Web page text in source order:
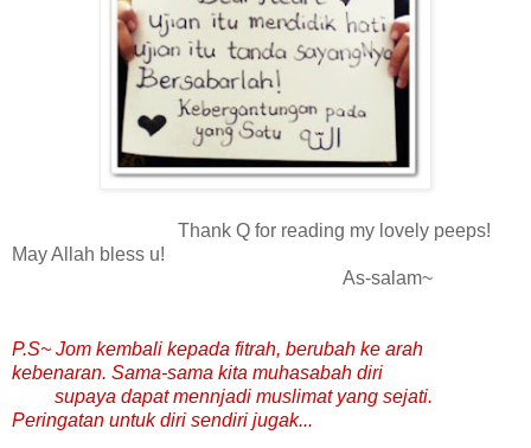
Thank Q for reading my lovely peeps!
May Allah bless u!
As-salam~
P.S~ Jom kembali kepada fitrah, berubah ke arah
kebenaran. Sama-sama kita muhasabah diri
supaya dapat mennjadi muslimat yang sejati.
Peringatan untuk diri sendiri jugak...